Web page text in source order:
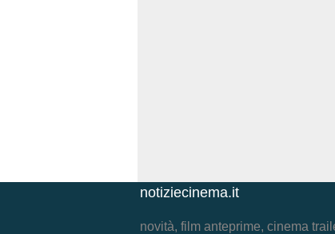
notiziecinema.it
novità, film anteprime, cinema